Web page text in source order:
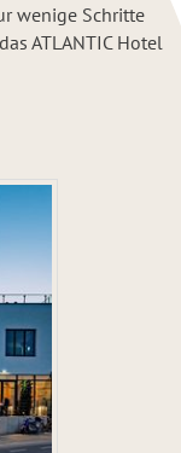
wenige Schritte
ATLANTIC Hotel